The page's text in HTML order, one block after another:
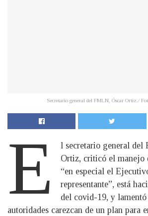
Secretario general del FMLN, Óscar Ortiz./
E
l secretario general del
Ortiz, criticó el manejo
“en especial el
representante”, está
del covid-19, y lamentó
autoridades carezcan de un plan para